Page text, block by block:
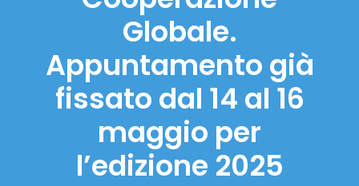
Globale.
Appuntamento già
fissato dal 14 al 16
maggio per
l’edizione 2025